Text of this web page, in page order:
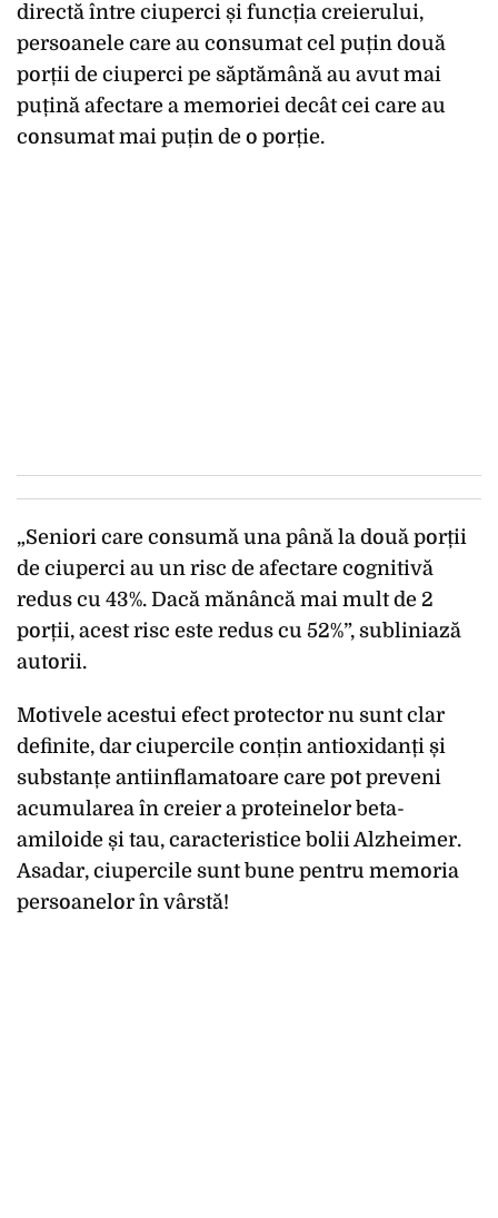
directă între ciuperci și funcția creierului,
persoanele care au consumat cel puțin două
porții de ciuperci pe săptămână au avut mai
puțină afectare a memoriei decât cei care au
consumat mai puțin de o porție.
„Seniori care consumă una până la două porții
de ciuperci au un risc de afectare cognitivă
redus cu 43%. Dacă mănâncă mai mult de 2
porții, acest risc este redus cu 52%”, subliniază
autorii.
Motivele acestui efect protector nu sunt clar
definite, dar ciupercile conțin antioxidanți și
substanțe antiinflamatoare care pot preveni
acumularea în creier a proteinelor beta-
amiloide și tau, caracteristice bolii Alzheimer.
Asadar, ciupercile sunt bune pentru memoria
persoanelor în vârstă!